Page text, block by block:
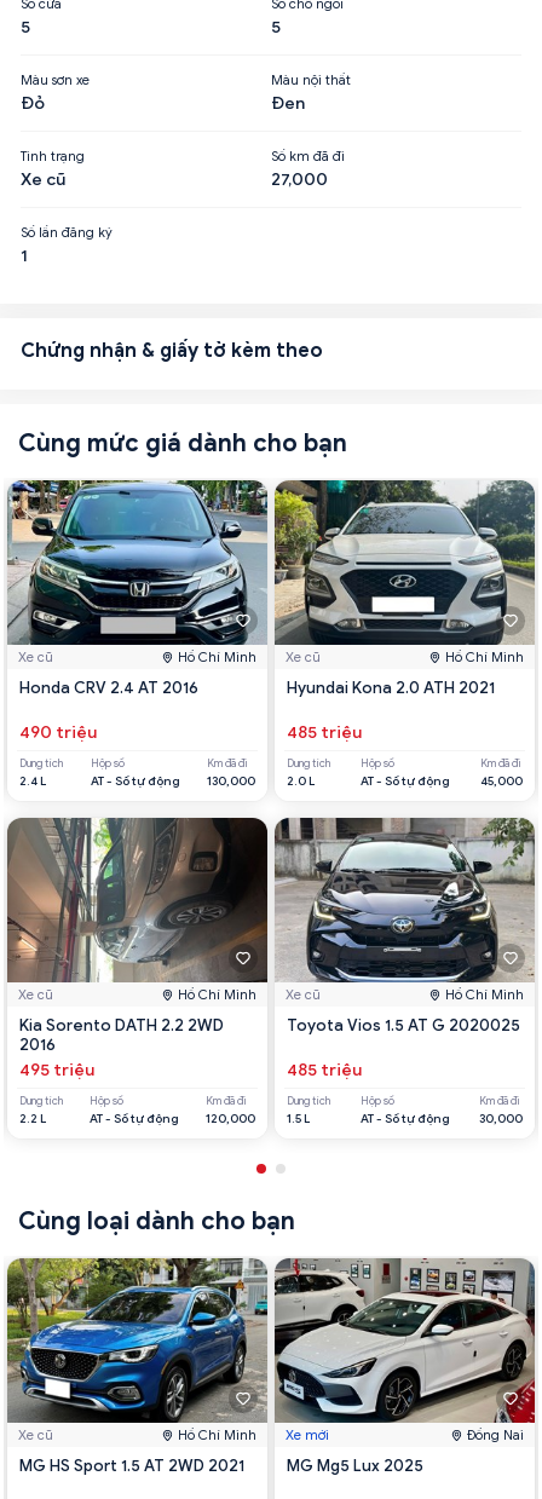
Số cửa
5
Số chỗ ngồi
5
Màu sơn xe
Đỏ
Màu nội thất
Đen
Tình trạng
Xe cũ
Số km đã đi
27,000
Số lần đăng ký
1
Chứng nhận & giấy tờ kèm theo
Cùng mức giá dành cho bạn
Xe cũ Hồ Chí Minh
Honda CRV 2.4 AT 2016
490 triệu
Dung tích
2.4 L
Hộp số
AT - Số tự động
Km đã đi
130,000
Xe cũ Hồ Chí Minh
Kia Sorento DATH 2.2 2WD
2016
495 triệu
Dung tích
2.2 L
Hộp số
AT - Số tự động
Km đã đi
120,000
Xe cũ Hồ Chí Minh
Hyundai Kona 2.0 ATH 2021
485 triệu
Dung tích
2.0 L
Hộp số
AT - Số tự động
Km đã đi
45,000
Xe cũ Hồ Chí Minh
Toyota Vios 1.5 AT G 2020025
485 triệu
Dung tích
1.5 L
Hộp số
AT - Số tự động
Km đã đi
30,000
Cùng loại dành cho bạn
Xe cũ Hồ Chí Minh
MG HS Sport 1.5 AT 2WD 2021
Xe mới Đồng Nai
MG Mg5 Lux 2025